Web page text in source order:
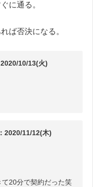
に通る。
ば否決になる。
10/13(火)
2020/11/12(木)
20分で契約だった笑